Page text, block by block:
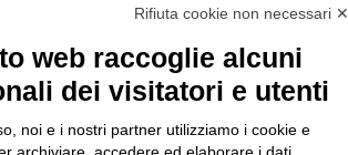
Back to top
Rifiuta cookie non necessari ✕
web raccoglie alcuni
dei visitatori e utenti
noi e i nostri partner utilizziamo i cookie e